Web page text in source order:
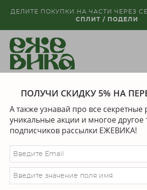
ДЕЛИТЕ ПОКУПКИ НА ЧАСТИ ЧЕРЕЗ
СПЛИТ / ПОДЕЛИ
магазин > дизайнеры > thereason brand
Сортировка: рекомендуем
ПОЛУЧИ СКИДКУ 5% НА
А также узнавай про все
уникальные акции и многое другое
подписчиков рассылки ЕЖЕВИКА!